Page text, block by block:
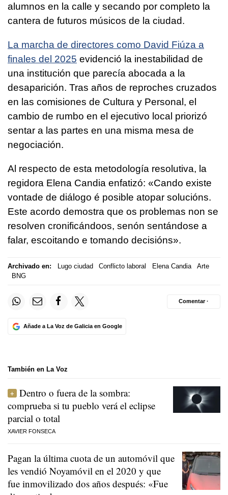
alumnos en la calle y secando por completo la
cantera de futuros músicos de la ciudad.
La marcha de directores como David Fiúza a
finales del 2025 evidenció la inestabilidad de
una institución que parecía abocada a la
desaparición. Tras años de reproches cruzados
en las comisiones de Cultura y Personal, el
cambio de rumbo en el ejecutivo local priorizó
sentar a las partes en una misma mesa de
negociación.
Al respecto de esta metodología resolutiva, la
regidora Elena Candia enfatizó: «Cando existe
vontade de diálogo é posible atopar solucións.
Este acordo demostra que os problemas non se
resolven cronificándoos, senón sentándose a
falar, escoitando e tomando decisións».
Archivado en: Lugo ciudad Conflicto laboral Elena Candia
Arte
BNG
Añade a La Voz de Galicia en Google
Comentar ·
También en La Voz
Dentro o fuera de la sombra:
comprueba si tu pueblo verá el eclipse
parcial o total
XAVIER FONSECA
Pagan la última cuota de un automóvil que
les vendió Noyamóvil en el 2020 y que
fue inmovilizado dos años después: «Fue